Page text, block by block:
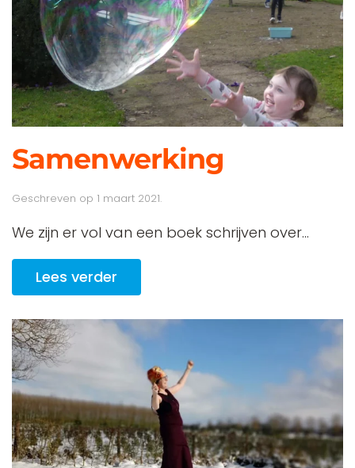
Samenwerking
Geschreven op 1 maart 2021.
We zijn er vol van een boek schrijven over...
Lees verder